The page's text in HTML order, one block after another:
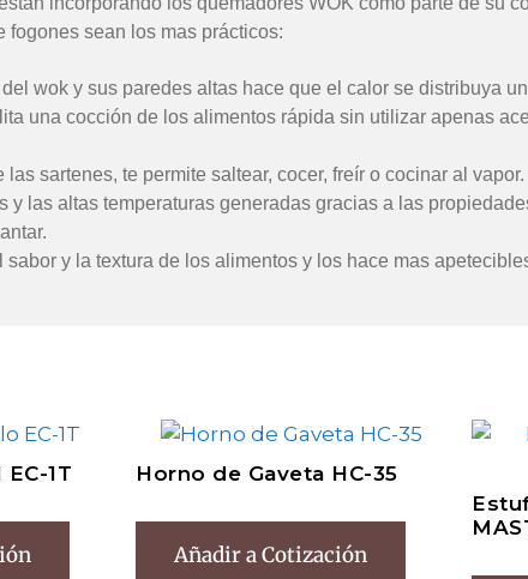
sean los mas prácticos:
wok y sus paredes altas hace que el calor se distribuya
una cocción de los alimentos rápida sin utilizar apenas
sartenes, te permite saltear, cocer, freír o cocinar al vapor.
las altas temperaturas generadas gracias a las
y la textura de los alimentos y los hace mas
1T Horno de Gaveta HC-35
Añadir a Cotización